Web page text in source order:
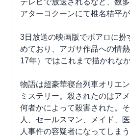
テレビで放送されるなど、数
アターコクーンにて椎名桔平
3日放送の映画版でポアロに
めており、アガサ作品への情
17年）ではこれまで描かれな
物語は超豪華寝台列車オリエ
ミステリー。殺されたのはア
何者かによって殺害された。
人、セールスマン、メイド、
人事件の容疑者になってしま